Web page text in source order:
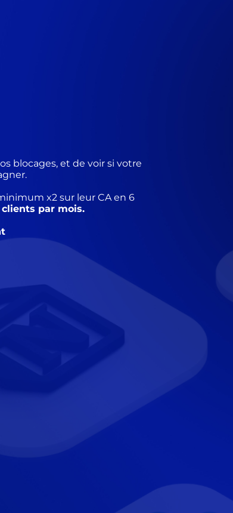
blocages, et de voir si votre
x2 sur leur CA en 6
par mois.